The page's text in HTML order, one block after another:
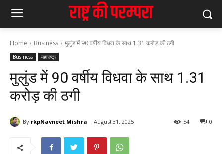
Home Business मुलुंड में 90 वर्षीय विधवा के साथ 1.31 करोड़ की ठगी
Business महाराष्ट्र
मुलुंड में 90 वर्षीय विधवा के साथ 1.31
करोड़ की ठगी
By rkpNavneet Mishra August 31, 2025 0
54